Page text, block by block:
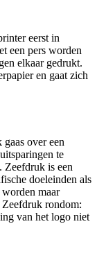
eerst in
een pers worden
elkaar gedrukt.
en gaat zich
over een
te
Zeefdruk is een
doeleinden als
maar
rondom:
van het logo niet